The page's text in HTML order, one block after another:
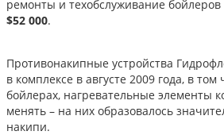
ремонты и техобслуживание бойлеров
$52 000.
Противонакипные устройства
в комплексе в августе 2009 года, в том
бойлерах, нагревательные элементы
менять – на них образовалось
накипи.